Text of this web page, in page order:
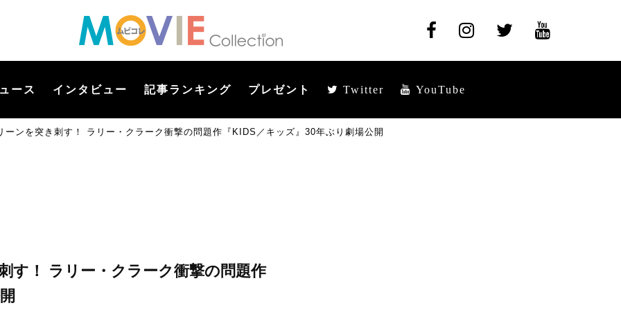
ース インタビュー 記事ランキング プレゼント Twitter YouTube
ーンを突き刺す！ ラリー・クラーク衝撃の問題作『KIDS／キッズ』30年ぶり劇場公開
す！ ラリー・クラーク衝撃の問題作